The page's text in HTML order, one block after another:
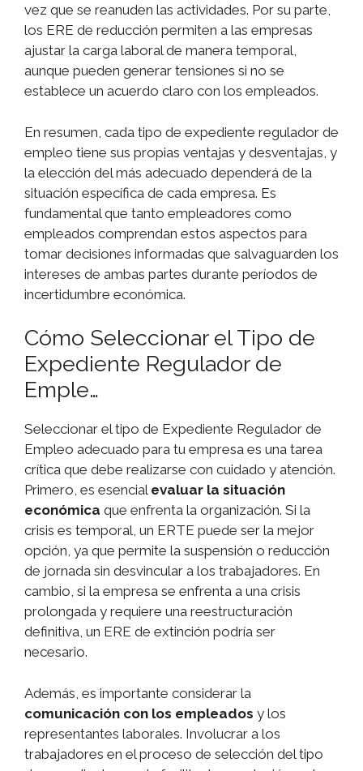
vez que se reanuden las actividades. Por su parte,
los ERE de reducción permiten a las empresas
ajustar la carga laboral de manera temporal,
aunque pueden generar tensiones si no se
establece un acuerdo claro con los empleados.
En resumen, cada tipo de expediente regulador de
empleo tiene sus propias ventajas y desventajas, y
la elección del más adecuado dependerá de la
situación específica de cada empresa. Es
fundamental que tanto empleadores como
empleados comprendan estos aspectos para
tomar decisiones informadas que salvaguarden los
intereses de ambas partes durante períodos de
incertidumbre económica.
Cómo Seleccionar el Tipo de
Expediente Regulador de
Emple…
Seleccionar el tipo de Expediente Regulador de
Empleo adecuado para tu empresa es una tarea
crítica que debe realizarse con cuidado y atención.
Primero, es esencial evaluar la situación
económica que enfrenta la organización. Si la
crisis es temporal, un ERTE puede ser la mejor
opción, ya que permite la suspensión o reducción
de jornada sin desvincular a los trabajadores. En
cambio, si la empresa se enfrenta a una crisis
prolongada y requiere una reestructuración
definitiva, un ERE de extinción podría ser
necesario.
Además, es importante considerar la
comunicación con los empleados y los
representantes laborales. Involucrar a los
trabajadores en el proceso de selección del tipo